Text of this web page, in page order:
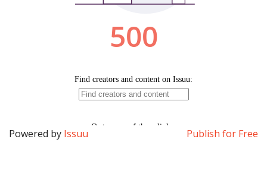
Powered by Issuu Publish for Free